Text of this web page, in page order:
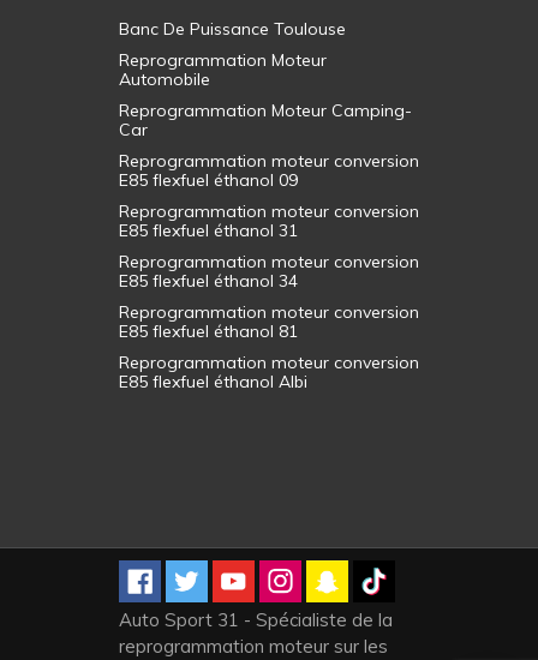
Banc De Puissance Toulouse
Reprogrammation Moteur
Automobile
Reprogrammation Moteur Camping-
Car
Reprogrammation moteur conversion
E85 flexfuel éthanol 09
Reprogrammation moteur conversion
E85 flexfuel éthanol 31
Reprogrammation moteur conversion
E85 flexfuel éthanol 34
Reprogrammation moteur conversion
E85 flexfuel éthanol 81
Reprogrammation moteur conversion
E85 flexfuel éthanol Albi
Auto Sport 31 - Spécialiste de la
reprogrammation moteur sur les